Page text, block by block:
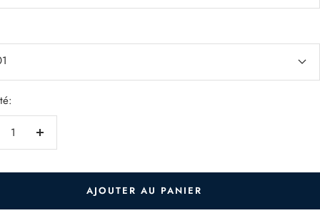
Augmenter
quantité
AJOUTER AU PANIER